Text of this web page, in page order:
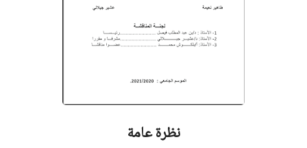
نظرة عامة